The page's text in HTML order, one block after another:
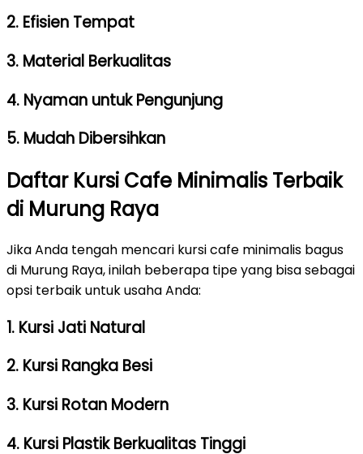
2. Efisien Tempat
3. Material Berkualitas
4. Nyaman untuk Pengunjung
5. Mudah Dibersihkan
Daftar Kursi Cafe Minimalis Terbaik
di Murung Raya
Jika Anda tengah mencari kursi cafe minimalis bagus
di Murung Raya, inilah beberapa tipe yang bisa sebagai
opsi terbaik untuk usaha Anda:
1. Kursi Jati Natural
2. Kursi Rangka Besi
3. Kursi Rotan Modern
4. Kursi Plastik Berkualitas Tinggi